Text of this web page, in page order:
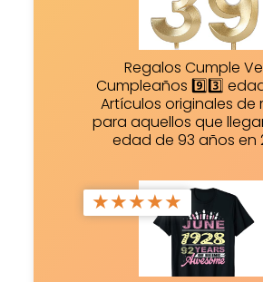
Regalos Cumple
Cumpleaños 9️⃣3️⃣
Artículos originales de
para aquellos que
edad de 93 años en
★★★★★